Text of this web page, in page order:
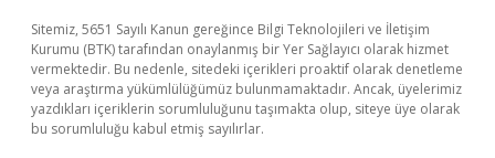
Sitemiz, 5651 Sayılı Kanun gereğince Bilgi Teknolojileri ve İletişim
Kurumu (BTK) tarafından onaylanmış bir Yer Sağlayıcı olarak hizmet
vermektedir. Bu nedenle, sitedeki içerikleri proaktif olarak denetleme
veya araştırma yükümlülüğümüz bulunmamaktadır. Ancak, üyelerimiz
yazdıkları içeriklerin sorumluluğunu taşımakta olup, siteye üye olarak
bu sorumluluğu kabul etmiş sayılırlar.